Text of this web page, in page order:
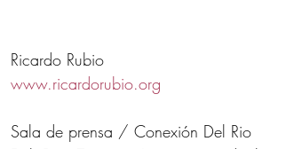
Ricardo Rubio
www.ricardorubio.org
Sala de prensa / Conexión Del Rio